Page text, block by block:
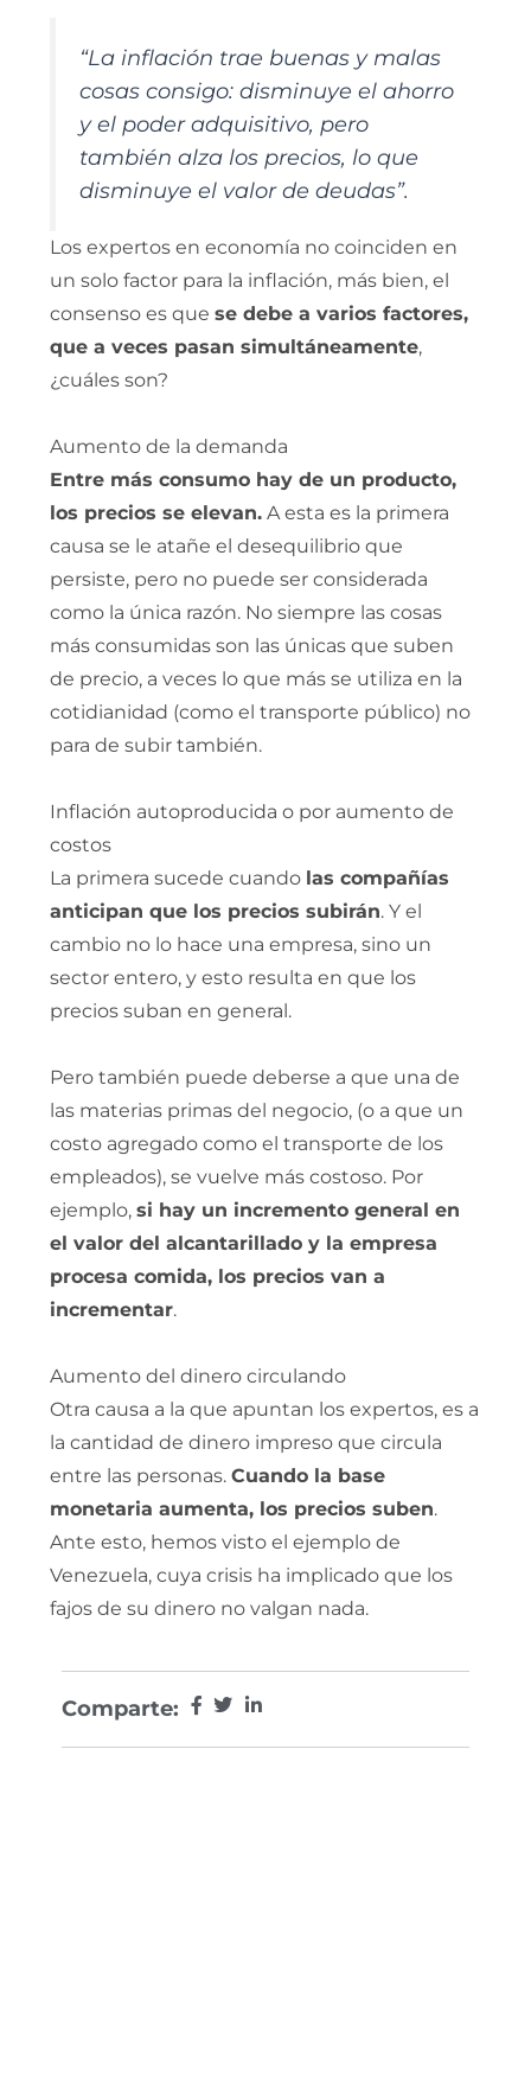
“La inflación trae buenas y malas
cosas consigo: disminuye el ahorro
y el poder adquisitivo, pero
también alza los precios, lo que
disminuye el valor de deudas”.
Los expertos en economía no coinciden en
un solo factor para la inflación, más bien, el
consenso es que se debe a varios factores,
que a veces pasan simultáneamente,
¿cuáles son?
Aumento de la demanda
Entre más consumo hay de un producto,
los precios se elevan. A esta es la primera
causa se le atañe el desequilibrio que
persiste, pero no puede ser considerada
como la única razón. No siempre las cosas
más consumidas son las únicas que suben
de precio, a veces lo que más se utiliza en la
cotidianidad (como el transporte público) no
para de subir también.
Inflación autoproducida o por aumento de
costos
La primera sucede cuando las compañías
anticipan que los precios subirán. Y el
cambio no lo hace una empresa, sino un
sector entero, y esto resulta en que los
precios suban en general.
Pero también puede deberse a que una de
las materias primas del negocio, (o a que un
costo agregado como el transporte de los
empleados), se vuelve más costoso. Por
ejemplo, si hay un incremento general en
el valor del alcantarillado y la empresa
procesa comida, los precios van a
incrementar.
Aumento del dinero circulando
Otra causa a la que apuntan los expertos, es a
la cantidad de dinero impreso que circula
entre las personas. Cuando la base
monetaria aumenta, los precios suben.
Ante esto, hemos visto el ejemplo de
Venezuela, cuya crisis ha implicado que los
fajos de su dinero no valgan nada.
Comparte: